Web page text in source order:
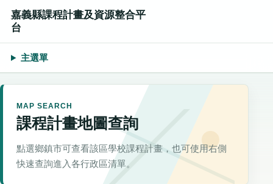
嘉義縣課程計畫及資源整合平
台
主選單
MAP SEARCH
課程計畫地圖查詢
點選鄉鎮市可查看該區學校課程計畫，也可使用右側
快速查詢進入各行政區清單。